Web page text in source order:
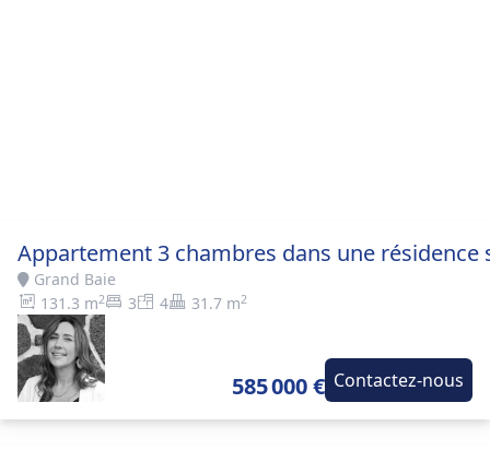
Appartement 3 chambres dans une résidence
Grand Baie
131.3 m2 3 4 31.7 m2
585 000 € Contactez-nous